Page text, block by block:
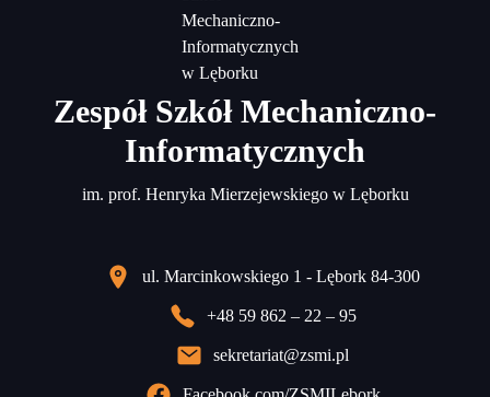
Zespół Szkół Mechaniczno-
Informatycznych
im. prof. Henryka Mierzejewskiego w Lęborku
ul. Marcinkowskiego 1 - Lębork 84-300
+48 59 862 – 22 – 95
sekretariat@zsmi.pl